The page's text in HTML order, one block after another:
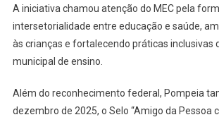
A iniciativa chamou atenção do MEC pela
intersetorialidade entre educação e saúde,
às crianças e fortalecendo práticas inclusivas
municipal de ensino.
Além do reconhecimento federal, Pompeia
dezembro de 2025, o Selo “Amigo da Pessoa